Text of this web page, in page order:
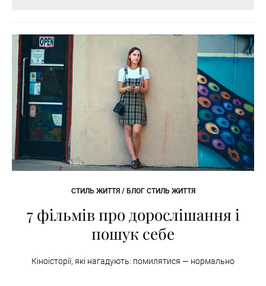
СТИЛЬ ЖИТТЯ / БЛОГ СТИЛЬ ЖИТТЯ
7 фільмів про дорослішання і
пошук себе
Кіноісторії, які нагадують: помилятися — нормально